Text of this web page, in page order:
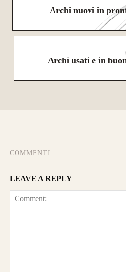
Archi nuovi in
Archi usati e in
COMMENTI
LEAVE A REPLY